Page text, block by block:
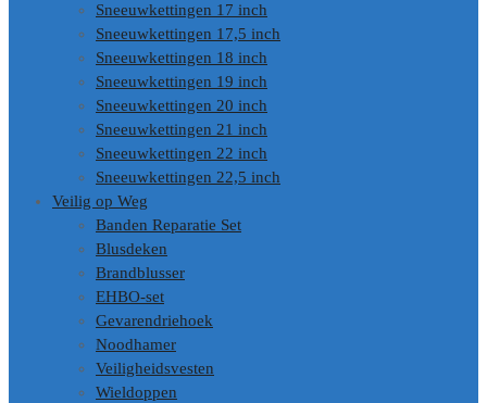
Sneeuwkettingen 17 inch
Sneeuwkettingen 17,5 inch
Sneeuwkettingen 18 inch
Sneeuwkettingen 19 inch
Sneeuwkettingen 20 inch
Sneeuwkettingen 21 inch
Sneeuwkettingen 22 inch
Sneeuwkettingen 22,5 inch
Veilig op Weg
Banden Reparatie Set
Blusdeken
Brandblusser
EHBO-set
Gevarendriehoek
Noodhamer
Veiligheidsvesten
Wieldoppen